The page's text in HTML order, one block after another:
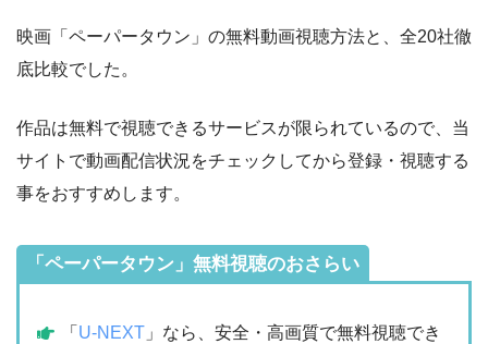
映画「ペーパータウン」の無料動画視聴方法と、全20社徹
底比較でした。
作品は無料で視聴できるサービスが限られているので、当
サイトで動画配信状況をチェックしてから登録・視聴する
事をおすすめします。
「ペーパータウン」無料視聴のおさらい
「 U-NEXT 」なら、安全・高画質で無料視聴でき